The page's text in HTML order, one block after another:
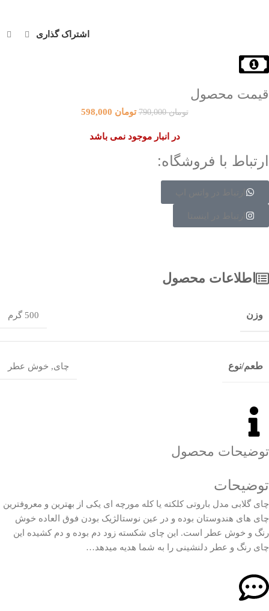
اشتراک گذاری
قیمت محصول
تومان790,000 تومان
در انبار موجود نمی باشد
ارتباط با فروشگاه:
توضیحات محصول
توضیحات
چای گلابی مدل باروتی کلکته یا کله مورچه ای یکی از بهترین و معروفترین
چای های هندوستان بوده و در عین نوستالژیک بودن فوق العاده خوش
رنگ و خوش عطر است. این چای شکسته زود دم بوده و دم کشیده این
چای رنگ و عطر دلنشینی را به شما هدیه میدهد…
اطلاعات محصول
وزن 500 گرم
طعم/نوع چای, خوش عطر